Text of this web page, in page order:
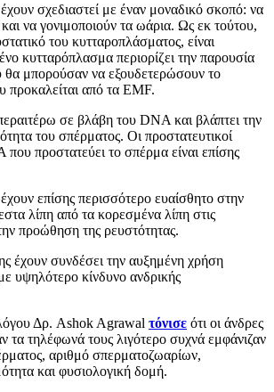
σχεδιαστεί με έναν μοναδικό σκοπό: να
να γονιμοποιούν τα ωάρια. Ως εκ τούτου,
του κυτταροπλάσματος, είναι
κυτταρόπλασμα περιορίζει την παρουσία
θα μπορούσαν να εξουδετερώσουν το
προκαλείται από τα EMF.
σε βλάβη του DNA και βλάπτει την
του σπέρματος. Οι προστατευτικοί
προστατεύει το σπέρμα είναι επίσης
επίσης περισσότερο ευαίσθητο στην
λίπη από τα κορεσμένα λίπη στις
προώθηση της ρευστότητας.
έχουν συνδέσει την αυξημένη χρήση
υψηλότερο κίνδυνο ανδρικής
Δρ. Ashok Agrawal τόνισε ότι οι άνδρες
τα τηλέφωνά τους λιγότερο συχνά εμφάνιζαν
αριθμό σπερματοζωαρίων,
και φυσιολογική δομή.